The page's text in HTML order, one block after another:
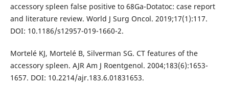
accessory spleen false positive to 68Ga-Dotatoc: case report
and literature review. World J Surg Oncol. 2019;17(1):117.
DOI: 10.1186/s12957-019-1660-2.
Mortelé KJ, Mortelé B, Silverman SG. CT features of the
accessory spleen. AJR Am J Roentgenol. 2004;183(6):1653-
1657. DOI: 10.2214/ajr.183.6.01831653.